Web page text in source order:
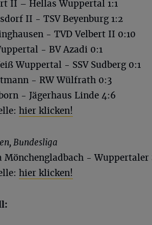
II – Hellas Wuppertal 1:1
II - TSV Beyenburg 1:2
- TVD Velbert II 0:10
- BV Azadi 0:1
Wuppertal - SSV Sudberg 0:1
- RW Wülfrath 0:3
- Jägerhaus Linde 4:6
hier klicken!
Bundesliga
Mönchengladbach - Wuppertaler
hier klicken!